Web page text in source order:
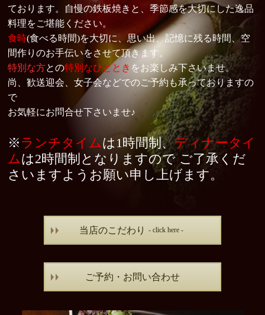
ABOUT US
こだわり
記念日の方へ
NEWS
ニュース
よくある質問
ACCESS
アクセス
各種お問い合わせ
ております。自慢の鉄板焼きと、季節感を大切にした逸品
料理をご堪能ください。
食時(食べる時間)を大切に、思い出、記憶に残る時間、空
間作りのお手伝いをさせて頂きます。
特別な方との特別なひととき をお楽しみ下さいませ。
尚、歓送迎会、女子会などでのご予約も承っておりますの
で
お気軽にお問合せ下さいませ♪
※ ランチタイムは1時間制、ディナータイ
ムは2時間制となりますので ご了承くだ
さいますようお願い申し上げます。
当店のこだわり - click here -
ご予約・お問い合わせ